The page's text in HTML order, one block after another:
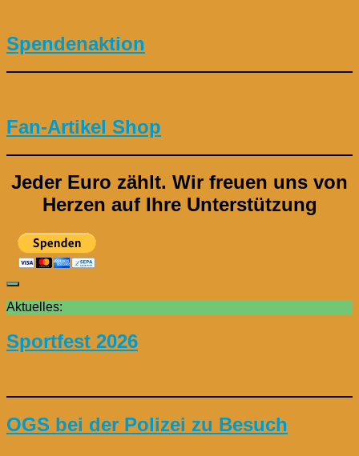
Spendenaktion
Fan-Artikel Shop
Jeder Euro zählt. Wir freuen uns von
Herzen auf Ihre Unterstützung
Aktuelles:
Sportfest 2026
OGS bei der Polizei zu Besuch